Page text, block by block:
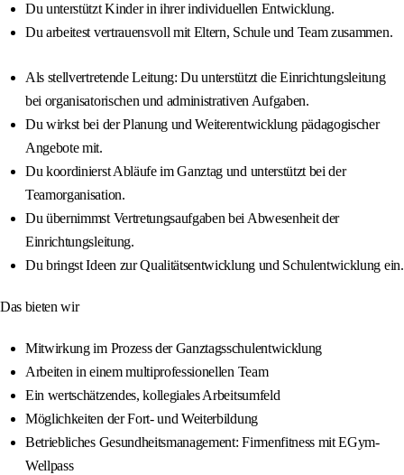
Du unterstützt Kinder in ihrer individuellen Entwicklung.
Du arbeitest vertrauensvoll mit Eltern, Schule und Team zusammen.
Als stellvertretende Leitung: Du unterstützt die Einrichtungsleitung
bei organisatorischen und administrativen Aufgaben.
Du wirkst bei der Planung und Weiterentwicklung pädagogischer
Angebote mit.
Du koordinierst Abläufe im Ganztag und unterstützt bei der
Teamorganisation.
Du übernimmst Vertretungsaufgaben bei Abwesenheit der
Einrichtungsleitung.
Du bringst Ideen zur Qualitätsentwicklung und Schulentwicklung ein.
Das bieten wir
Mitwirkung im Prozess der Ganztagsschulentwicklung
Arbeiten in einem multiprofessionellen Team
Ein wertschätzendes, kollegiales Arbeitsumfeld
Möglichkeiten der Fort- und Weiterbildung
Betriebliches Gesundheitsmanagement: Firmenfitness mit EGym-
Wellpass